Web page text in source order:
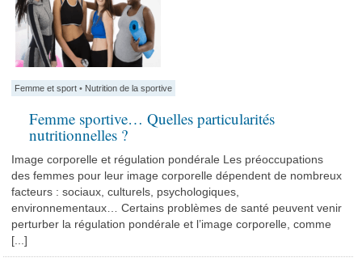
Femme et sport • Nutrition de la sportive
Femme sportive… Quelles particularités
nutritionnelles ?
Image corporelle et régulation pondérale Les préoccupations
des femmes pour leur image corporelle dépendent de nombreux
facteurs : sociaux, culturels, psychologiques,
environnementaux… Certains problèmes de santé peuvent venir
perturber la régulation pondérale et l’image corporelle, comme
[...]